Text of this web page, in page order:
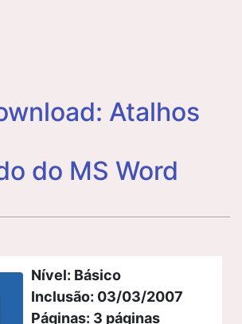
Atalhos
do MS Word
Nível: Básico
Inclusão: 03/03/2007
Páginas: 3 páginas